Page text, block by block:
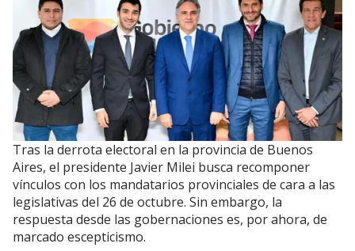
Tras la derrota electoral en la provincia de Buenos
Aires, el presidente Javier Milei busca recomponer
vínculos con los mandatarios provinciales de cara a las
legislativas del 26 de octubre. Sin embargo, la
respuesta desde las gobernaciones es, por ahora, de
marcado escepticismo.